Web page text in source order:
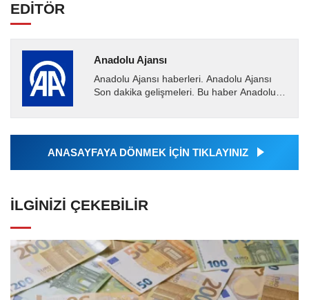
EDİTÖR
Anadolu Ajansı
Anadolu Ajansı haberleri. Anadolu Ajansı
Son dakika gelişmeleri. Bu haber Anadolu
Ajansı tarafından...
ANASAYFAYA DÖNMEK İÇİN TIKLAYINIZ
İLGINIZI ÇEKEBILIR